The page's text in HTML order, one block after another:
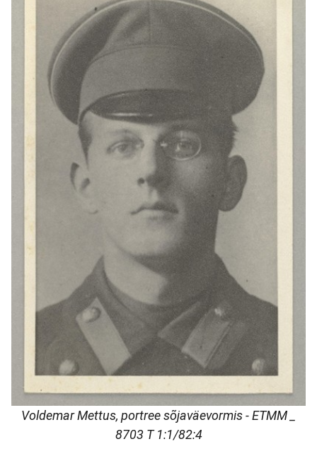
Voldemar Mettus, portree sõjaväevormis - ETMM _
8703 T 1:1/82:4